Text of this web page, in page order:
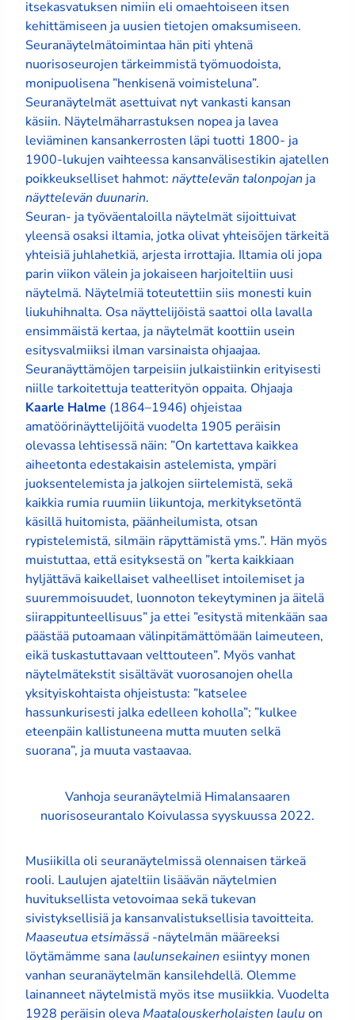
itsekasvatuksen nimiin eli omaehtoiseen itsen
kehittämiseen ja uusien tietojen omaksumiseen.
Seuranäytelmätoimintaa hän piti yhtenä
nuorisoseurojen tärkeimmistä työmuodoista,
monipuolisena ”henkisenä voimisteluna”.
Seuranäytelmät asettuivat nyt vankasti kansan
käsiin. Näytelmäharrastuksen nopea ja lavea
leviäminen kansankerrosten läpi tuotti 1800- ja
1900-lukujen vaihteessa kansanvälisestikin ajatellen
poikkeukselliset hahmot:näyttelevän talonpojanja
näyttelevän duunarin.
Seuran- ja työväentaloilla näytelmät sijoittuivat
yleensä osaksi iltamia, jotka olivat yhteisöjen tärkeitä
yhteisiä juhlahetkiä, arjesta irrottajia. Iltamia oli jopa
parin viikon välein ja jokaiseen harjoiteltiin uusi
näytelmä. Näytelmiä toteutettiin siis monesti kuin
liukuhihnalta. Osa näyttelijöistä saattoi olla lavalla
ensimmäistä kertaa, ja näytelmät koottiin usein
esitysvalmiiksi ilman varsinaista ohjaajaa.
Seuranäyttämöjen tarpeisiin julkaistiinkin erityisesti
niille tarkoitettuja teatterityön oppaita. Ohjaaja
Kaarle Halme (1864–1946) ohjeistaa
amatöörinäyttelijöitä vuodelta 1905 peräisin
olevassa lehtisessä näin: ”On kartettava kaikkea
aiheetonta edestakaisin astelemista, ympäri
juoksentelemista ja jalkojen siirtelemistä, sekä
kaikkia rumia ruumiin liikuntoja, merkityksetöntä
käsillä huitomista, päänheilumista, otsan
rypistelemistä, silmäin räpyttämistä yms.”. Hän myös
muistuttaa, että esityksestä on ”kerta kaikkiaan
hyljättävä kaikellaiset valheelliset intoilemiset ja
suuremmoisuudet, luonnoton tekeytyminen ja äitelä
siirappitunteellisuus” ja ettei ”esitystä mitenkään saa
päästää putoamaan välinpitämättömään laimeuteen,
eikä tuskastuttavaan velttouteen”. Myös vanhat
näytelmätekstit sisältävät vuorosanojen ohella
yksityiskohtaista ohjeistusta: ”katselee
hassunkurisesti jalka edelleen koholla”; ”kulkee
eteenpäin kallistuneena mutta muuten selkä
suorana”, ja muuta vastaavaa.
Vanhoja seuranäytelmiä Himalansaaren
nuorisoseurantalo Koivulassa syyskuussa 2022.
Musiikilla oli seuranäytelmissä olennaisen tärkeä
rooli. Laulujen ajateltiin lisäävän näytelmien
huvituksellista vetovoimaa sekä tukevan
sivistyksellisiä ja kansanvalistuksellisia tavoitteita.
Maaseutua etsimässä -näytelmän määreeksi
löytämämme sana laulunsekainen esiintyy monen
vanhan seuranäytelmän kansilehdellä. Olemme
lainanneet näytelmistä myös itse musiikkia. Vuodelta
1928 peräisin olevaMaatalouskerholaisten lauluon